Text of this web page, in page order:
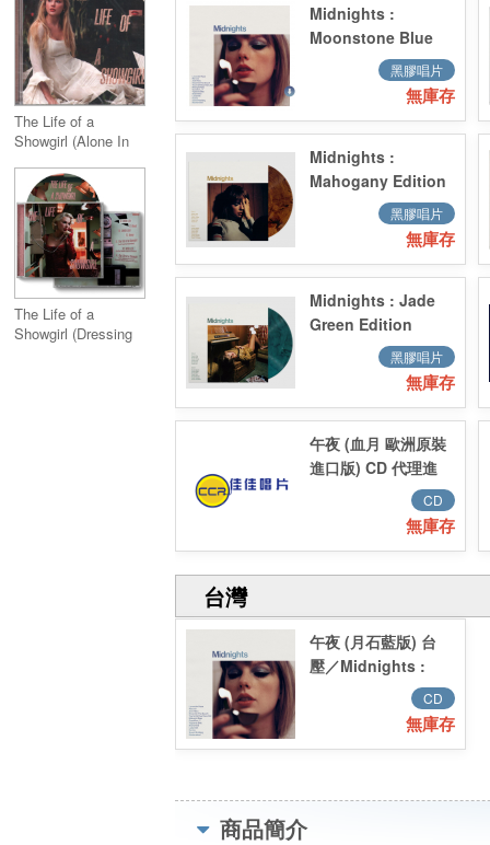
The Life of a
Showgirl (Alone In
Version)
The Life of a
Showgirl (Dressing
Midnights :
Moonstone Blue
Edition Vinyl 月光
黑膠唱片
無庫存
Midnights :
Mahogany Edition
Vinyl 桃花心木彩膠
黑膠唱片
無庫存
Midnights : Jade
Green Edition
Vinyl 碧綠彩膠黑膠唱片
無庫存
午夜 (血月 歐洲原裝
進口版) CD 代理進
口／Midnights
Edition) CD 代理進
CD
無庫存
台灣
午夜 (月石藍版) 台
壓／Midnights :
Moonstone Blue
Edition CD 台壓
CD
無庫存
商品簡介